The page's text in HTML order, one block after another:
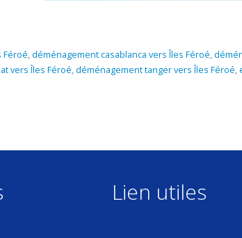
Féroé,déménagement casablanca vers Îles Féroé,
vers Îles Féroé,déménagement tanger vers Îles Féroé,
Lien utiles